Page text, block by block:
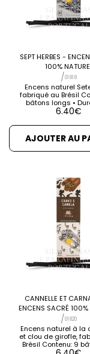
SEPT HERBES -
100%
/01818
Encens naturel
fabriqué au Brésil
bâtons longs •
temps de cuisson:
protection des
personnes.
incessante des
négatives et du
6.40€
AJOUTER AU
CANNELLE ET
ENCENS SACRÉ 100%
/01820
Encens naturel à la
et clou de girofle,
Brésil Contenu: 9